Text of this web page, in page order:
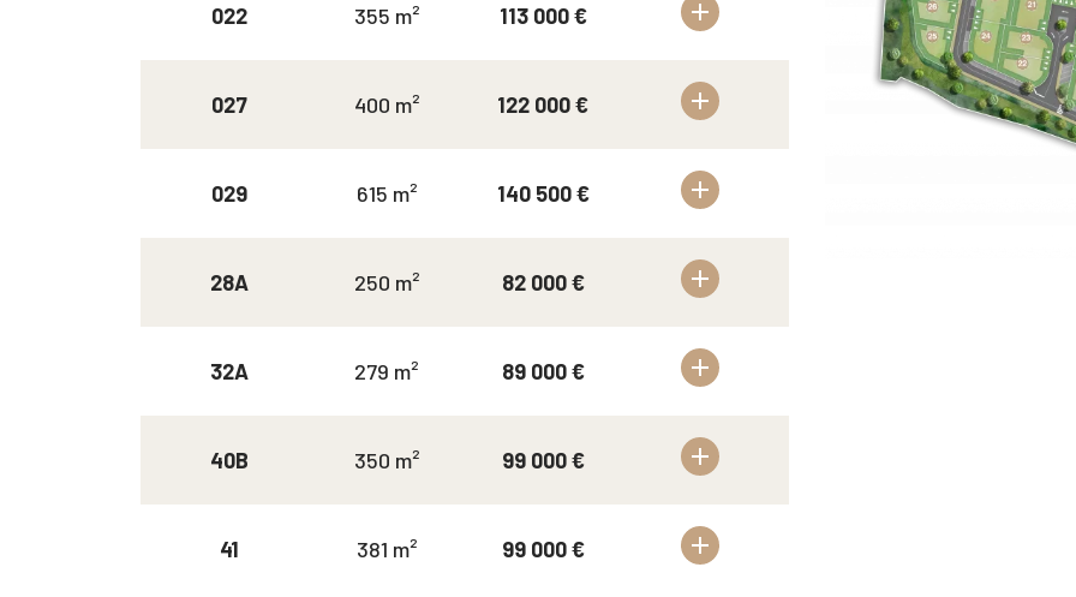
022 355 m² 113 000 €
027 400 m² 122 000 €
029 615 m² 140 500 €
28A 250 m² 82 000 €
32A 279 m² 89 000 €
40B 350 m² 99 000 €
41 381 m² 99 000 €